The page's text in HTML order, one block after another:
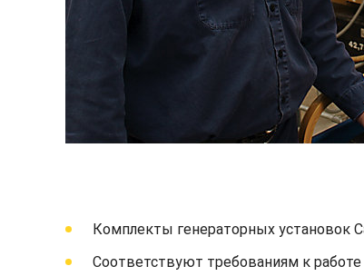
Комплекты генераторных установок
Соответствуют требованиям к работе